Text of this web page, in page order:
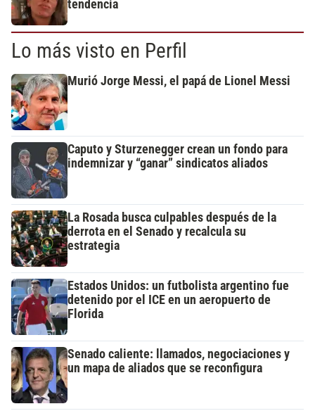
tendencia
Lo más visto en Perfil
Murió Jorge Messi, el papá de Lionel Messi
Caputo y Sturzenegger crean un fondo para
indemnizar y “ganar” sindicatos aliados
La Rosada busca culpables después de la
derrota en el Senado y recalcula su
estrategia
Estados Unidos: un futbolista argentino fue
detenido por el ICE en un aeropuerto de
Florida
Senado caliente: llamados, negociaciones y
un mapa de aliados que se reconfigura